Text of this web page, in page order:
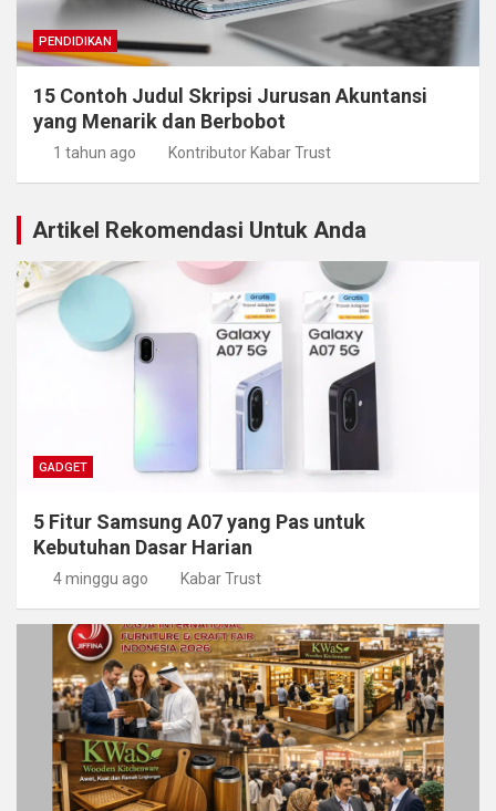
PENDIDIKAN
15 Contoh Judul Skripsi Jurusan Akuntansi
yang Menarik dan Berbobot
1 tahun ago Kontributor Kabar Trust
Artikel Rekomendasi Untuk Anda
GADGET
5 Fitur Samsung A07 yang Pas untuk
Kebutuhan Dasar Harian
4 minggu ago Kabar Trust